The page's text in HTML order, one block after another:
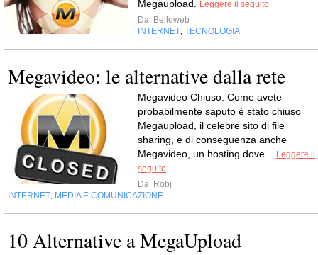
Megaupload.
Leggere il seguito
Da Belloweb
INTERNET TECNOLOGIA
Megavideo: le alternative dalla rete
Megavideo Chiuso. Come avete
probabilmente saputo è stato chiuso
Megaupload, il celebre sito di file
sharing, e di conseguenza anche
Megavideo, un hosting dove...
Leggere il
seguito
Da Robj
INTERNET MEDIA E COMUNICAZIONE
10 Alternative a MegaUpload